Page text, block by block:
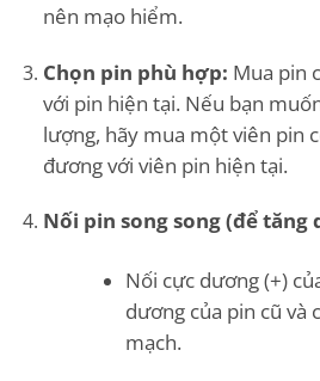
nên mạo hiểm.
Chọn pin phù hợp: Mua pin
với pin hiện tại. Nếu bạn
lượng, hãy mua một viên pin
đương với viên pin hiện tại.
Nối pin song song (để tăng
Nối cực dương (+)
dương của pin cũ và
mạch.